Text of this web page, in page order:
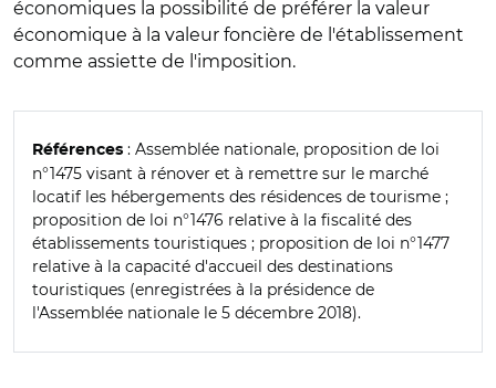
économiques la possibilité de préférer la valeur
économique à la valeur foncière de l'établissement
comme assiette de l'imposition.
Références : Assemblée nationale, proposition de loi
n°1475 visant à rénover et à remettre sur le marché
locatif les hébergements des résidences de tourisme ;
proposition de loi n°1476 relative à la fiscalité des
établissements touristiques ; proposition de loi n°1477
relative à la capacité d'accueil des destinations
touristiques (enregistrées à la présidence de
l'Assemblée nationale le 5 décembre 2018).